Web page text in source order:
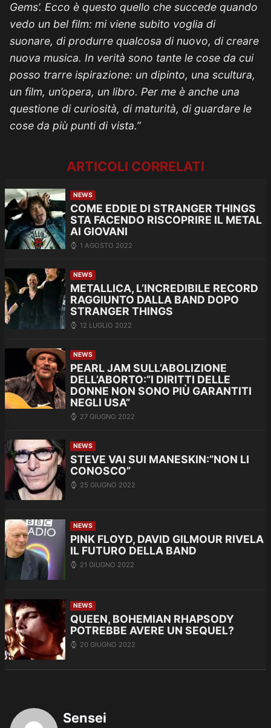
Gems’. Ecco è questo quello che succede quando
vedo un bel film: mi viene subito voglia di
suonare, di produrre qualcosa di nuovo, di creare
nuova musica. In verità sono tante le cose da cui
posso trarre ispirazione: un dipinto, una scultura,
un film, un’opera, un libro. Per me è anche una
questione di curiosità, di maturità, di guardare le
cose da più punti di vista.”
ARTICOLI CORRELATI
NEWS
COME EDDIE DI STRANGER THINGS
STA FACENDO RISCOPRIRE IL METAL
AI GIOVANI
1 AGOSTO 2022
NEWS
METALLICA, L’INCREDIBILE RECORD
RAGGIUNTO DALLA BAND DOPO
STRANGER THINGS
12 LUGLIO 2022
NEWS
PEARL JAM SULL’ABOLIZIONE
DELL’ABORTO:”I DIRITTI DELLE
DONNE NON SONO PIÙ GARANTITI
NEGLI USA”
27 GIUGNO 2022
NEWS
STEVE VAI SUI MANESKIN:”NON LI
CONOSCO”
25 GIUGNO 2022
NEWS
PINK FLOYD, DAVID GILMOUR RIVELA
IL FUTURO DELLA BAND
21 GIUGNO 2022
NEWS
QUEEN, BOHEMIAN RHAPSODY
POTREBBE AVERE UN SEQUEL?
20 GIUGNO 2022
Sensei